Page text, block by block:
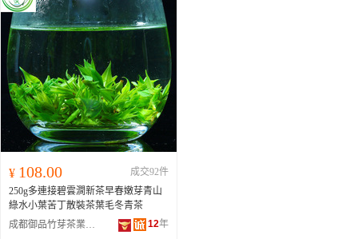
¥ 108.00
成交92件
250g多連接碧雲澗新茶早春嫩芽青山
綠水小葉苦丁散裝茶葉毛冬青茶
成都御品竹芽茶業有限公司
12年